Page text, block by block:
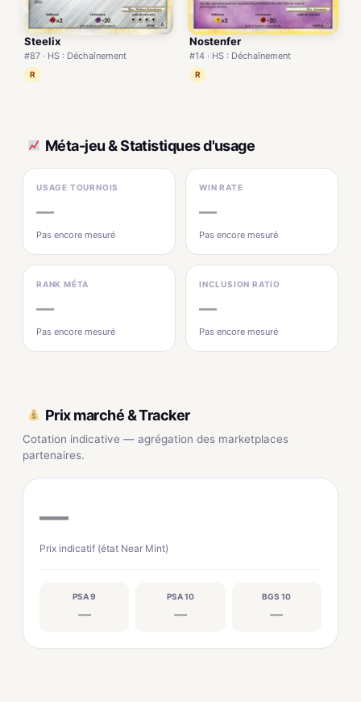
Steelix
#87 · HS : Déchaînement
R
Nostenfer
#14 · HS : Déchaînement
R
Méta-jeu & Statistiques d'usage
USAGE TOURNOIS
—
Pas encore mesuré
WIN RATE
—
Pas encore mesuré
RANK MÉTA
—
Pas encore mesuré
INCLUSION RATIO
—
Pas encore mesuré
Prix marché & Tracker
Cotation indicative — agrégation des marketplaces
partenaires.
—
Prix indicatif (état Near Mint)
PSA 9
—
PSA 10
—
BGS 10
—